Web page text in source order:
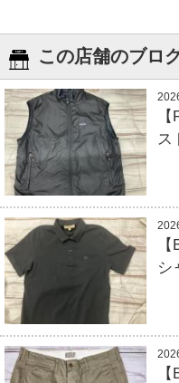
この店舗のブロ
ス
シ